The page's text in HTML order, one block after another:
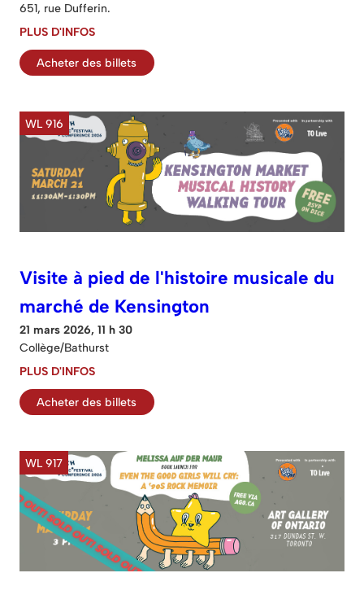
651, rue Dufferin.
PLUS D'INFOS
Acheter des billets
WL 916
Visite à pied de l'histoire musicale du
marché de Kensington
21 mars 2026, 11 h 30
Collège/Bathurst
PLUS D'INFOS
Acheter des billets
WL 917